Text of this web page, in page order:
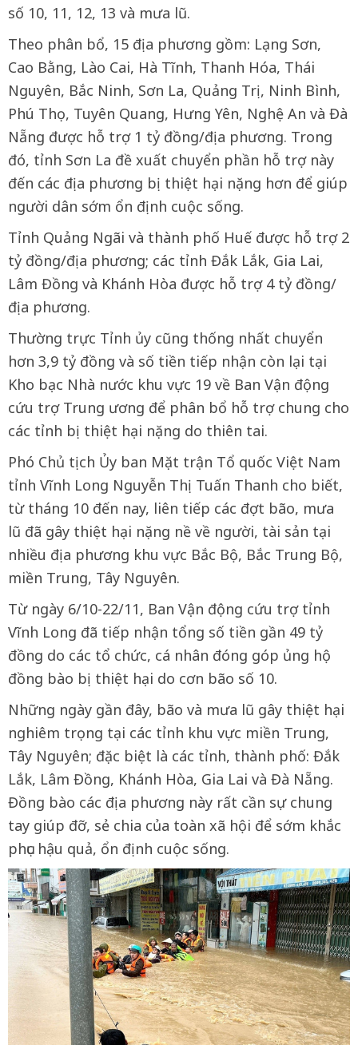
số 10, 11, 12, 13 và mưa lũ.
Theo phân bổ, 15 địa phương gồm: Lạng Sơn,
Cao Bằng, Lào Cai, Hà Tĩnh, Thanh Hóa, Thái
Nguyên, Bắc Ninh, Sơn La, Quảng Trị, Ninh Bình,
Phú Thọ, Tuyên Quang, Hưng Yên, Nghệ An và Đà
Nẵng được hỗ trợ 1 tỷ đồng/địa phương. Trong
đó, tỉnh Sơn La đề xuất chuyển phần hỗ trợ này
đến các địa phương bị thiệt hại nặng hơn để giúp
người dân sớm ổn định cuộc sống.
Tỉnh Quảng Ngãi và thành phố Huế được hỗ trợ 2
tỷ đồng/địa phương; các tỉnh Đắk Lắk, Gia Lai,
Lâm Đồng và Khánh Hòa được hỗ trợ 4 tỷ đồng/
địa phương.
Thường trực Tỉnh ủy cũng thống nhất chuyển
hơn 3,9 tỷ đồng và số tiền tiếp nhận còn lại tại
Kho bạc Nhà nước khu vực 19 về Ban Vận động
cứu trợ Trung ương để phân bổ hỗ trợ chung cho
các tỉnh bị thiệt hại nặng do thiên tai.
Phó Chủ tịch Ủy ban Mặt trận Tổ quốc Việt Nam
tỉnh Vĩnh Long Nguyễn Thị Tuấn Thanh cho biết,
từ tháng 10 đến nay, liên tiếp các đợt bão, mưa
lũ đã gây thiệt hại nặng nề về người, tài sản tại
nhiều địa phương khu vực Bắc Bộ, Bắc Trung Bộ,
miền Trung, Tây Nguyên.
Từ ngày 6/10-22/11, Ban Vận động cứu trợ tỉnh
Vĩnh Long đã tiếp nhận tổng số tiền gần 49 tỷ
đồng do các tổ chức, cá nhân đóng góp ủng hộ
đồng bào bị thiệt hại do cơn bão số 10.
Những ngày gần đây, bão và mưa lũ gây thiệt hại
nghiêm trọng tại các tỉnh khu vực miền Trung,
Tây Nguyên; đặc biệt là các tỉnh, thành phố: Đắk
Lắk, Lâm Đồng, Khánh Hòa, Gia Lai và Đà Nẵng.
Đồng bào các địa phương này rất cần sự chung
tay giúp đỡ, sẻ chia của toàn xã hội để sớm khắc
phục hậu quả, ổn định cuộc sống.